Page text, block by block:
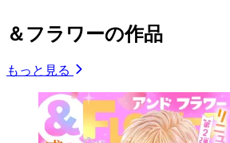
＆フラワーの作品
もっと見る